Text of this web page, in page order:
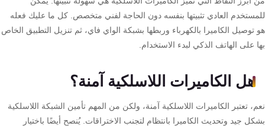
للمستخدم العادي تثبيتها بنفسه دون الحاجة لفني متخصص. كل ما عليك فعله
هو توصيل الكاميرا بالكهرباء وربطها بشبكة الواي فاي، ثم تنزيل التطبيق الخاص
بها على الهاتف الذكي لبدء الاستخدام.
هل الكاميرات اللاسلكية آمنة؟
نعم، تعتبر الكاميرات اللاسلكية آمنة، ولكن من المهم تأمين الشبكة اللاسلكية
بشكل جيد وتحديث الكاميرا بانتظام لتجنب الاختراقات. يُنصح أيضًا باختيار
و
سنترال